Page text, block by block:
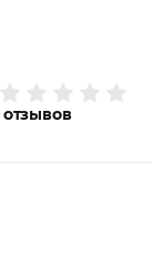
отзывов